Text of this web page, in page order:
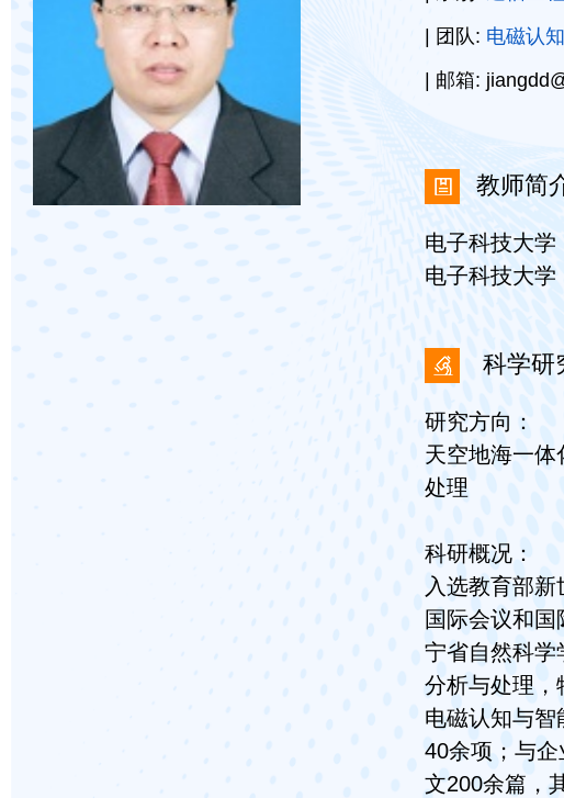
团队: 电磁认
邮箱:
教师简
电子科技大学
电子科技大
科学研
研究方向：
天空地海一
处理
科研概况：
入选教育部
国际会议和
宁省自然科学
分析与处理，
电磁认知与智
40余项；与
文200余篇，